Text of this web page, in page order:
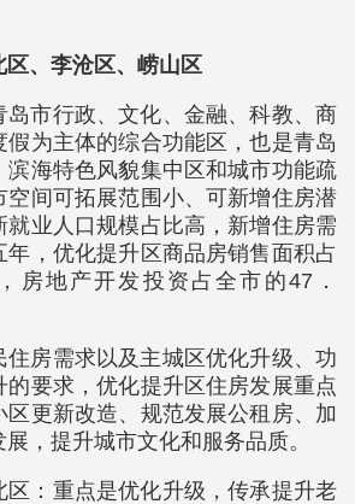
区、李沧区、崂山区
岛市行政、文化、金融、科教、商
假为主体的综合功能区，也是青岛
滨海特色风貌集中区和城市功能疏
空间可拓展范围小、可新增住房潜
就业人口规模占比高，新增住房需
年，优化提升区商品房销售面积占
房地产开发投资占全市的47．
住房需求以及主城区优化升级、功
的要求，优化提升区住房发展重点
区更新改造、规范发展公租房、加
，提升城市文化和服务品质。
区：重点是优化升级，传承提升老